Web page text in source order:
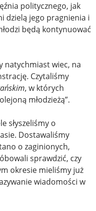
politycznego, jak
dzielą jego pragnienia i
będą kontynuować
natychmiast wiec, na
Czytaliśmy
, w których
młodzieżą”.
słyszeliśmy o
Dostawaliśmy
o zaginionych,
sprawdzić, czy
okresie mieliśmy już
wiadomości w